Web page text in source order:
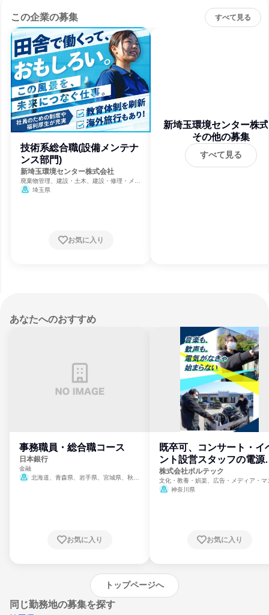
この企業の募集 すべて見る
技術系総合職(設備メンテナ
ンス部門)
新埼玉環境センター株式会社
廃棄物管理、建設・土木、建設・修理・メン
テナンスサービス
埼玉県
お気に入り
新埼玉環境センター株
社
その他の募集
すべて見る
あなたへのおすすめ
事務職員・総合職コース
日本銀行
金融
北海道、青森県、岩手県、宮城県、秋田
崎県、熊本県、大分県、宮崎県、鹿児島県、
お気に入り
既卒可、コンサート・イ
ント設営スタッフの電源
門
株式会社ボルテック
文化・教養・娯楽、広告・メディア・マ
ミ、電力・ガス・水道・エネルギー
神奈川県
お気に入り
トップページへ
同じ勤務地の募集を探す